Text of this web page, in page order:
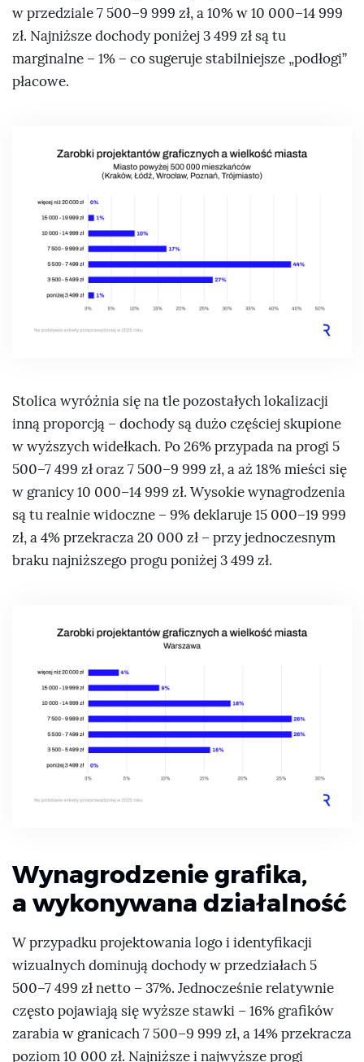
w przedziale 7 500–9 999 zł, a 10% w 10 000–14 999
zł. Najniższe dochody poniżej 3 499 zł są tu
marginalne – 1% – co sugeruje stabilniejsze „podłogi”
płacowe.
Stolica wyróżnia się na tle pozostałych lokalizacji
inną proporcją – dochody są dużo częściej skupione
w wyższych widełkach. Po 26% przypada na progi 5
500–7 499 zł oraz 7 500–9 999 zł, a aż 18% mieści się
w granicy 10 000–14 999 zł. Wysokie wynagrodzenia
są tu realnie widoczne – 9% deklaruje 15 000–19 999
zł, a 4% przekracza 20 000 zł – przy jednoczesnym
braku najniższego progu poniżej 3 499 zł.
Wynagrodzenie grafika,
a wykonywana działalność
W przypadku projektowania logo i identyfikacji
wizualnych dominują dochody w przedziałach 5
500–7 499 zł netto – 37%. Jednocześnie relatywnie
często pojawiają się wyższe stawki – 16% grafików
zarabia w granicach 7 500–9 999 zł, a 14% przekracza
poziom 10 000 zł. Najniższe i najwyższe progi